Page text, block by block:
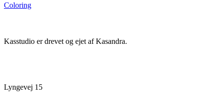
Coloring
Kasstudio er drevet og ejet af Kasandra.
Lyngevej 15